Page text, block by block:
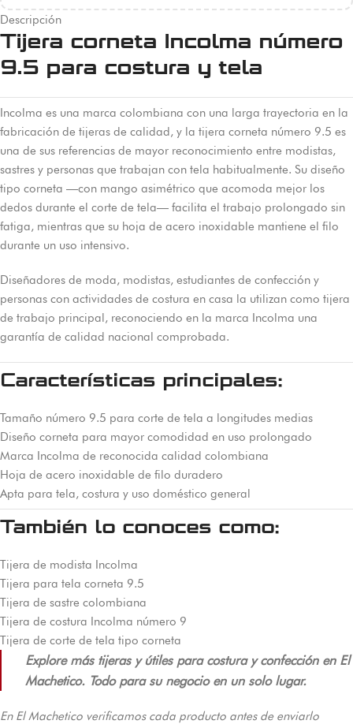
Descripción
Tijera corneta Incolma número
9.5 para costura y tela
Incolma es una marca colombiana con una larga trayectoria en la
fabricación de tijeras de calidad, y la tijera corneta número 9.5 es
una de sus referencias de mayor reconocimiento entre modistas,
sastres y personas que trabajan con tela habitualmente. Su diseño
tipo corneta —con mango asimétrico que acomoda mejor los
dedos durante el corte de tela— facilita el trabajo prolongado sin
fatiga, mientras que su hoja de acero inoxidable mantiene el filo
durante un uso intensivo.
Diseñadores de moda, modistas, estudiantes de confección y
personas con actividades de costura en casa la utilizan como tijera
de trabajo principal, reconociendo en la marca Incolma una
garantía de calidad nacional comprobada.
Características principales:
Tamaño número 9.5 para corte de tela a longitudes medias
Diseño corneta para mayor comodidad en uso prolongado
Marca Incolma de reconocida calidad colombiana
Hoja de acero inoxidable de filo duradero
Apta para tela, costura y uso doméstico general
También lo conoces como:
Tijera de modista Incolma
Tijera para tela corneta 9.5
Tijera de sastre colombiana
Tijera de costura Incolma número 9
Tijera de corte de tela tipo corneta
Explore más tijeras y útiles para costura y confección en El
Machetico. Todo para su negocio en un solo lugar.
En El Machetico verificamos cada producto antes de enviarlo